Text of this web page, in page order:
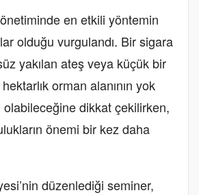
en etkili yöntemin
olduğu vurgulandı. Bir sigara
yakılan ateş veya küçük bir
orman alanının yok
olabileceğine dikkat çekilirken,
önemi bir kez daha
düzenlediği seminer,